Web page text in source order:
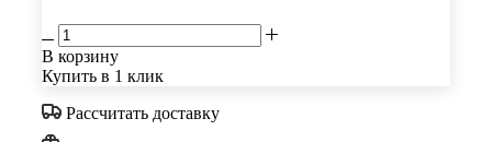
В корзину
Купить в 1 клик
Рассчитать доставку